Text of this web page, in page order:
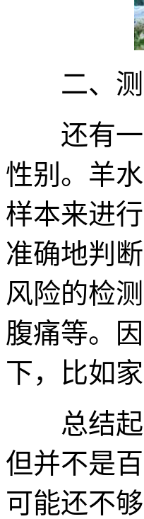
二、测
还有一
性别。羊
样本来进
准确地判
风险的检
腹痛等。
下，比如
总结起
但并不是
可能还不